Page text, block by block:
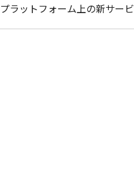
ラットフォーム上の新サー